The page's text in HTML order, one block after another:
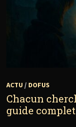
ACTU / DOFUS
Chacun
guide